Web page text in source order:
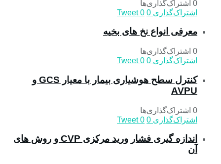
0 اشتراک‌گذاری‌ها
اشتراک‌گذاری 0
Tweet 0
معرفی انواع نخ های بخیه
0 اشتراک‌گذاری‌ها
اشتراک‌گذاری 0
Tweet 0
کنترل سطح هوشیاری بیمار با معیار GCS و
AVPU
0 اشتراک‌گذاری‌ها
اشتراک‌گذاری 0
Tweet 0
اندازه گیری فشار ورید مرکزی CVP و روش های
آن